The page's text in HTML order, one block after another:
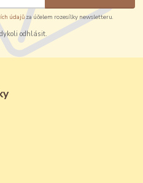
údajůza účelem rozesílky newsletteru.
odhlásit.